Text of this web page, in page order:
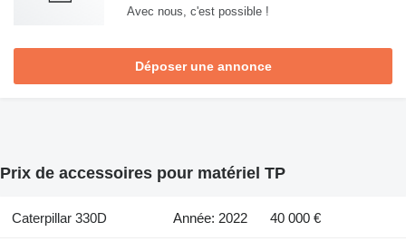
Avec nous, c'est possible !
Déposer une annonce
Prix de accessoires pour matériel TP
Caterpillar 330D Année: 2022 40 000 €